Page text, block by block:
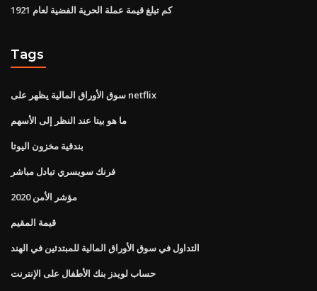
كم تبلغ قيمة عملة الحرية الفضية لعام 1921
Tags
سوق الأوراق المالية يظهر على netflix
ما هو بيتا عند النظر إلى الأسهم
بندقية مخزون اليوتا
فرنك سويسري تبادل مباشر
مؤشر الأمن 2020
قيمة المقيم
التداول في سوق الأوراق المالية للمبتدئين في الهند
حساب لويدز بنك الأطفال على الإنترنت